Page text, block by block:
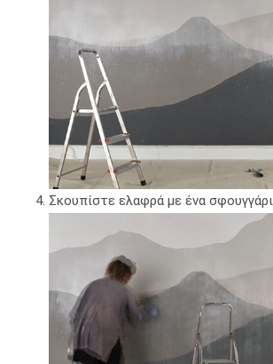
Σκουπίστε ελαφρά με ένα σφουγγάρι